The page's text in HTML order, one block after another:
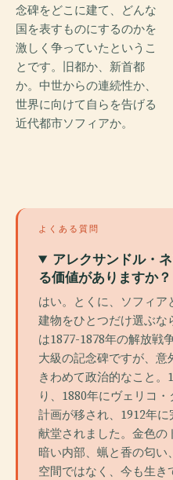
念碑をどこに建て、どんな
国を表すものにするのかを
激しく争っていたというこ
とです。旧都か、新首都
か。中世からの連続性か、
世界に向けて自らを告げる
近代都市ソフィアか。
よくある質問
アレクサンドル・
る価値がありますか？
はい。とくに、ソフィア
建物をひとつだけ選ぶ
は1877-1878年の解放戦
大級の記念碑ですが、
きわめて政治的なこと
り、1880年にヴェリコ
計画が移され、1912年
献堂されました。金色
暗い内部、蝋と香の匂い
空間ではなく、今も生